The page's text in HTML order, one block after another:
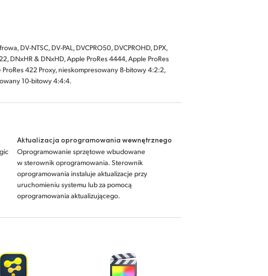
DV-NTSC, DV-PAL, DVCPRO50, DVCPROHD, DPX,
DNxHR & DNxHD, Apple ProRes 4444, Apple ProRes
ProRes 422 Proxy, nieskompresowany 8-bitowy 4:2:2,
10-bitowy 4:4:4.
Aktualizacja oprogramowania wewnętrznego
Oprogramowanie sprzętowe wbudowane
w sterownik oprogramowania. Sterownik
oprogramowania instaluje aktualizacje przy
uruchomieniu systemu lub za pomocą
oprogramowania aktualizującego.